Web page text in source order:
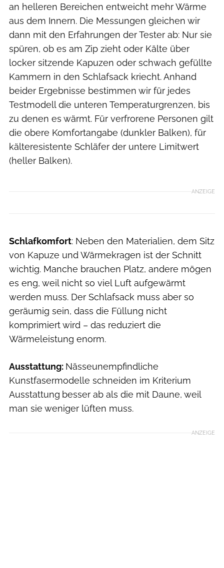
an helleren Bereichen entweicht mehr Wärme
aus dem Innern. Die Messungen gleichen wir
dann mit den Erfahrungen der Tester ab: Nur sie
spüren, ob es am Zip zieht oder Kälte über
locker sitzende Kapuzen oder schwach gefüllte
Kammern in den Schlafsack kriecht. Anhand
beider Ergebnisse bestimmen wir für jedes
Testmodell die unteren Temperaturgrenzen, bis
zu denen es wärmt. Für verfrorene Personen gilt
die obere Komfortangabe (dunkler Balken), für
kälteresistente Schläfer der untere Limitwert
(heller Balken).
ANZEIGE
Schlafkomfort: Neben den Materialien, dem Sitz
von Kapuze und Wärmekragen ist der Schnitt
wichtig. Manche brauchen Platz, andere mögen
es eng, weil nicht so viel Luft aufgewärmt
werden muss. Der Schlafsack muss aber so
geräumig sein, dass die Füllung nicht
komprimiert wird – das reduziert die
Wärmeleistung enorm.
Ausstattung: Nässeunempfindliche
Kunstfasermodelle schneiden im Kriterium
Ausstattung besser ab als die mit Daune, weil
man sie weniger lüften muss.
ANZEIGE